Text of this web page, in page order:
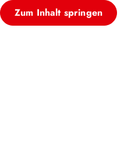
Zum Inhalt springen